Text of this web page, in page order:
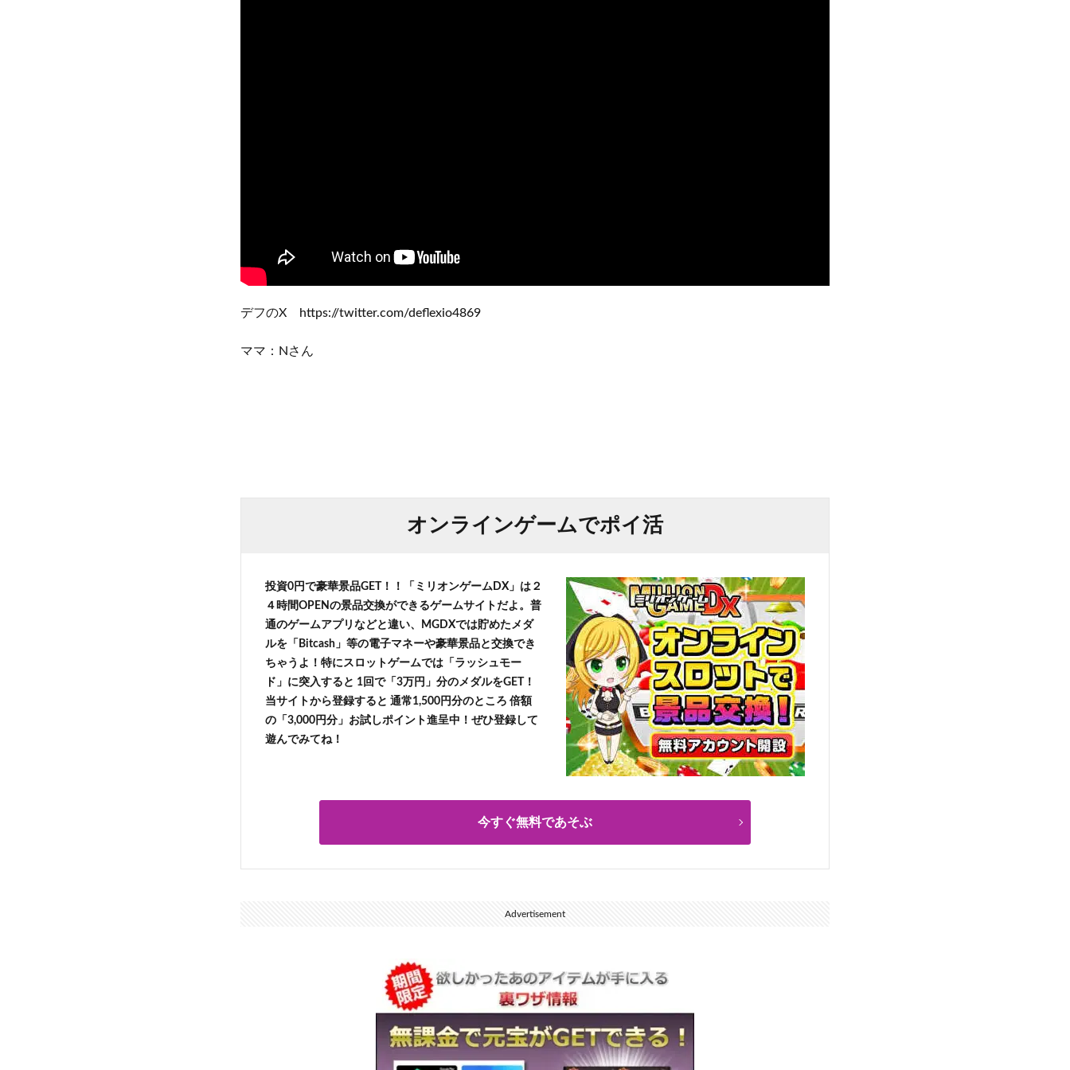
デフのX https://twitter.com/deflexio4869
ママ：Nさん
オンラインゲームでポイ活
投資0円で豪華景品GET！！「ミリオンゲームDX」は２
４時間OPENの景品交換ができるゲームサイトだよ。普
通のゲームアプリなどと違い、MGDXでは貯めたメダ
ルを「Bitcash」等の電子マネーや豪華景品と交換でき
ちゃうよ！特にスロットゲームでは「ラッシュモー
ド」に突入すると 1回で「3万円」分のメダルをGET！
当サイトから登録すると 通常1,500円分のところ 倍額
の「3,000円分」お試しポイント進呈中！ぜひ登録して
遊んでみてね！
今すぐ無料であそぶ
Advertisement